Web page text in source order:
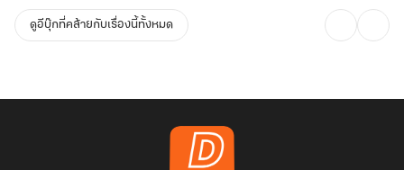
ดูอีบุ๊กที่คล้ายกับเรื่องนี้ทั้งหมด